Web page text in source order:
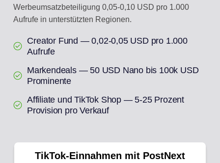
Werbeumsatzbeteiligung 0,05-0,10 USD pro 1.000
Aufrufe in unterstützten Regionen.
Creator Fund — 0,02-0,05 USD pro 1.000
Aufrufe
Markendeals — 50 USD Nano bis 100k USD
Prominente
Affiliate und TikTok Shop — 5-25 Prozent
Provision pro Verkauf
TikTok-Einnahmen mit PostNext